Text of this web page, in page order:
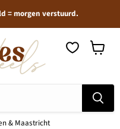
= morgen verstuurd.
& Maastricht